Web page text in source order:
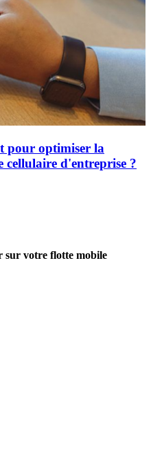
pour optimiser la
d'entreprise ?
sur votre flotte mobile